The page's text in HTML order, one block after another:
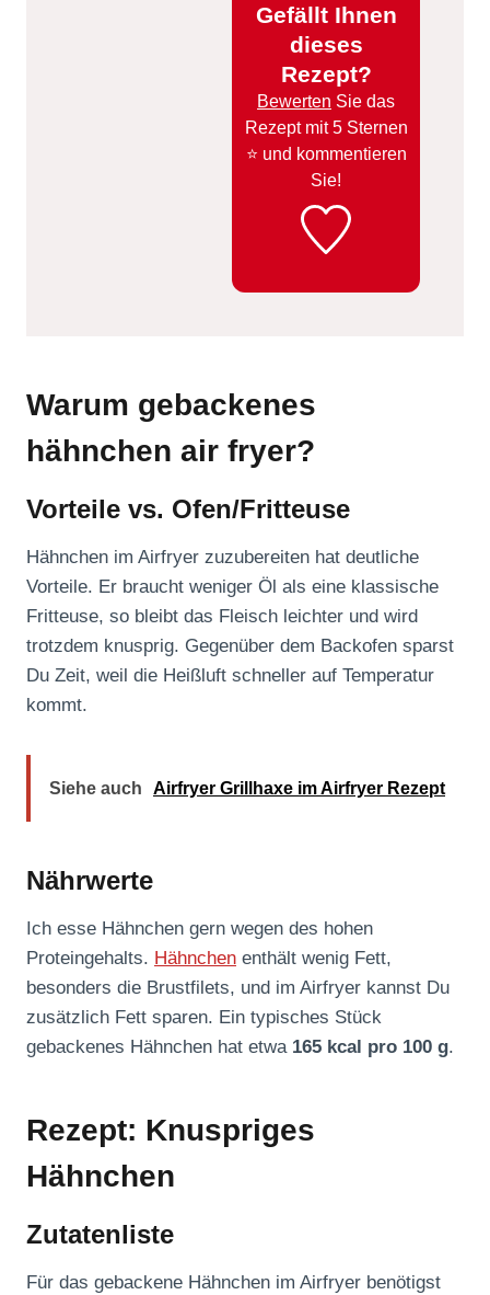
Gefällt Ihnen
dieses
Rezept?
Bewerten Sie das
Rezept mit 5 Sternen
⭐️ und kommentieren
Sie!
Warum gebackenes
hähnchen air fryer?
Vorteile vs. Ofen/Fritteuse
Hähnchen im Airfryer zuzubereiten hat deutliche
Vorteile. Er braucht weniger Öl als eine klassische
Fritteuse, so bleibt das Fleisch leichter und wird
trotzdem knusprig. Gegenüber dem Backofen sparst
Du Zeit, weil die Heißluft schneller auf Temperatur
kommt.
Siehe auch Airfryer Grillhaxe im Airfryer Rezept
Nährwerte
Ich esse Hähnchen gern wegen des hohen
Proteingehalts. Hähnchen enthält wenig Fett,
besonders die Brustfilets, und im Airfryer kannst Du
zusätzlich Fett sparen. Ein typisches Stück
gebackenes Hähnchen hat etwa 165 kcal pro 100 g.
Rezept: Knuspriges
Hähnchen
Zutatenliste
Für das gebackene Hähnchen im Airfryer benötigst